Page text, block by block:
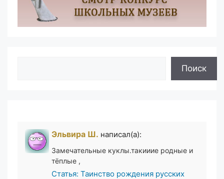
Поиск
Эльвира Ш. написал(а):
Замечательные куклы.такииие родные и
тёплые ,
Статья: Таинство рождения русских